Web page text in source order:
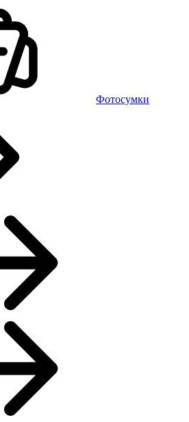
Фотосумки